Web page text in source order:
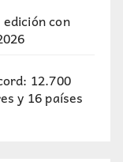
con
12.700
y 16 países